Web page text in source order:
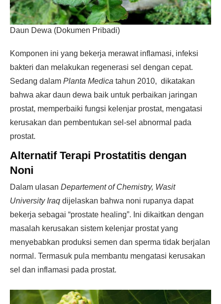
Daun Dewa (Dokumen Pribadi)
Komponen ini yang bekerja merawat inflamasi, infeksi
bakteri dan melakukan regenerasi sel dengan cepat.
Sedang dalam Planta Medica tahun 2010, dikatakan
bahwa akar daun dewa baik untuk perbaikan jaringan
prostat, memperbaiki fungsi kelenjar prostat, mengatasi
kerusakan dan pembentukan sel-sel abnormal pada
prostat.
Alternatif Terapi Prostatitis dengan
Noni
Dalam ulasan Departement of Chemistry, Wasit
University Iraq dijelaskan bahwa noni rupanya dapat
bekerja sebagai “prostate healing”. Ini dikaitkan dengan
masalah kerusakan sistem kelenjar prostat yang
menyebabkan produksi semen dan sperma tidak berjalan
normal. Termasuk pula membantu mengatasi kerusakan
sel dan inflamasi pada prostat.